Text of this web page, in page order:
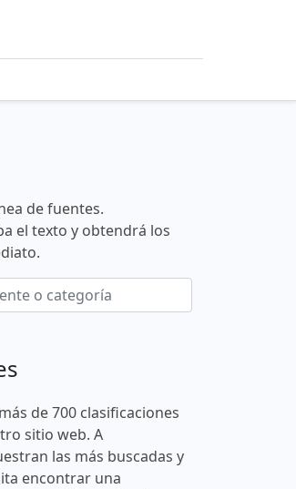
de fuentes.
el texto y obtendrá los
de 700 clasificaciones
sitio web. A
las más buscadas y
encontrar una